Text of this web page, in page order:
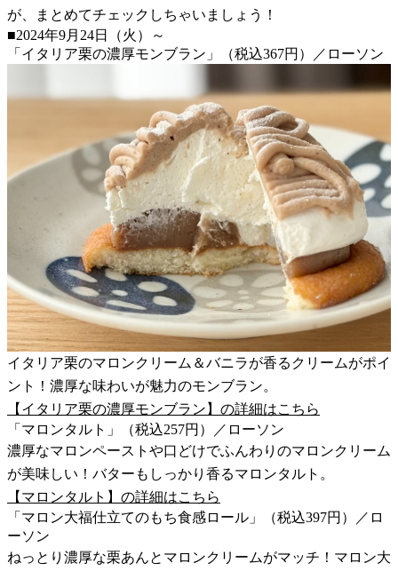
が、まとめてチェックしちゃいましょう！
■2024年9月24日（火）～
「イタリア栗の濃厚モンブラン」（税込367円）／ローソン
イタリア栗のマロンクリーム＆バニラが香るクリームがポイ
ント！濃厚な味わいが魅力のモンブラン。
【イタリア栗の濃厚モンブラン】の詳細はこちら
「マロンタルト」（税込257円）／ローソン
濃厚なマロンペーストや口どけでふんわりのマロンクリーム
が美味しい！バターもしっかり香るマロンタルト。
【マロンタルト】の詳細はこちら
「マロン大福仕立てのもち食感ロール」（税込397円）／ロ
ーソン
ねっとり濃厚な栗あんとマロンクリームがマッチ！マロン大